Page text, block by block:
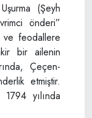
(Şeyh
önderi”
ve feodallere
bir ailenin
Çeçen-
etmiştir.
yılında